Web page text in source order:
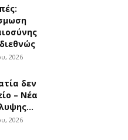
2026
δεν
– Νέα
2026